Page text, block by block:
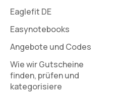
Eaglefit DE
Easynotebooks
Angebote und Codes
Wie wir Gutscheine
finden, prüfen und
kategorisiere